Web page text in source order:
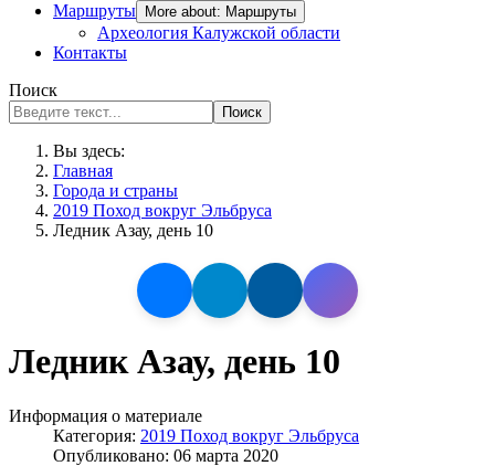
Маршруты
More about: Маршруты
Археология Калужской области
Контакты
Поиск
Поиск
Вы здесь:
Главная
Города и страны
2019 Поход вокруг Эльбруса
Ледник Азау, день 10
Ледник Азау, день 10
Информация о материале
Категория: 2019 Поход вокруг Эльбруса
Опубликовано: 06 марта 2020